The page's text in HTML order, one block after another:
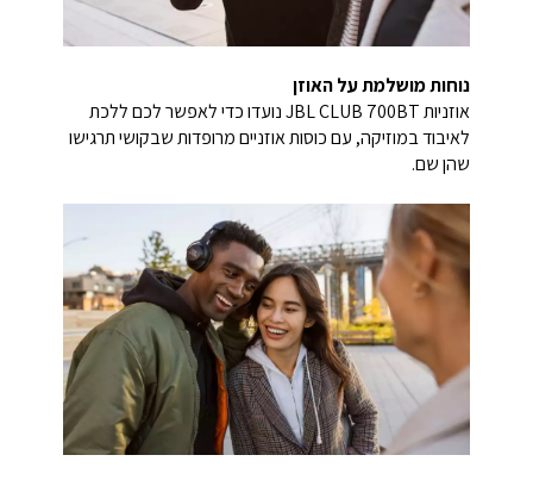
נוחות מושלמת על האוזן
אוזניות JBL CLUB 700BT נועדו כדי לאפשר לכם ללכת
לאיבוד במוזיקה, עם כוסות אוזניים מרופדות שבקושי תרגישו
שהן שם.